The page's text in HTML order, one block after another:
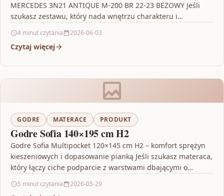
MERCEDES 3N21 ANTIQUE M-200 BR 22-23 BEŻOWY Jeśli
szukasz zestawu, który nada wnętrzu charakteru i
4 minut czytania 2026-06-03
Czytaj więcej
GODRE MATERACE PRODUKT
Godre Sofia 140×195 cm H2
Godre Sofia Multipocket 120×145 cm H2 – komfort sprężyn
kieszeniowych i dopasowanie pianką Jeśli szukasz materaca,
który łączy ciche podparcie z warstwami dbającymi o…
5 minut czytania 2026-05-29